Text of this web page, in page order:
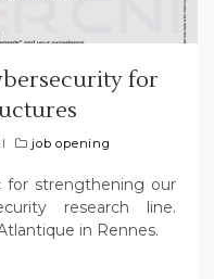
for
job opening
for strengthening our
research line.
in Rennes.